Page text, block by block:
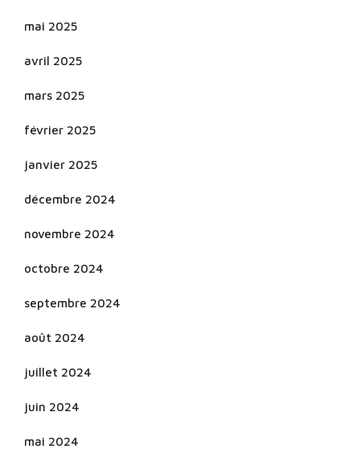
mai 2025
avril 2025
mars 2025
février 2025
janvier 2025
décembre 2024
novembre 2024
octobre 2024
septembre 2024
août 2024
juillet 2024
juin 2024
mai 2024